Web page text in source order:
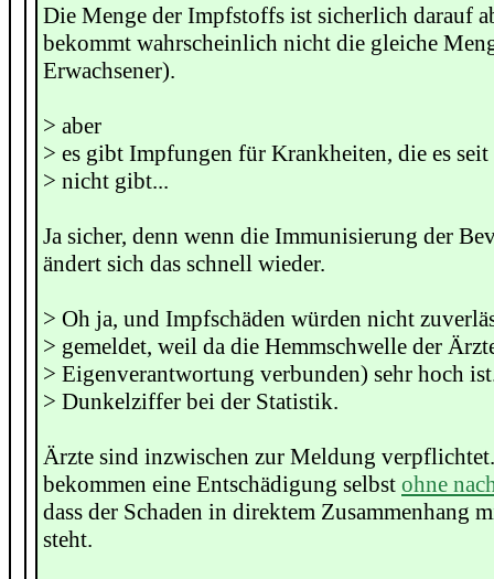
Die Menge der Impfstoffs ist sicherlich darauf
bekommt wahrscheinlich nicht die gleiche
Erwachsener).
> aber
> es gibt Impfungen für Krankheiten, die es seit
> nicht gibt...
Ja sicher, denn wenn die Immunisierung der
ändert sich das schnell wieder.
> Oh ja, und Impfschäden würden nicht
> gemeldet, weil da die Hemmschwelle der
> Eigenverantwortung verbunden) sehr hoch
> Dunkelziffer bei der Statistik.
Ärzte sind inzwischen zur Meldung
bekommen eine Entschädigung selbst ohne
dass der Schaden in direktem Zusammenhang
steht.